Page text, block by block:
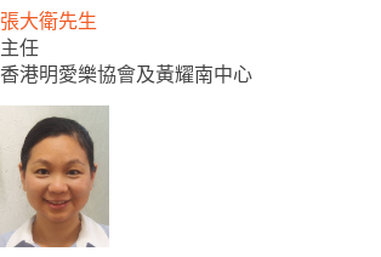
張大衛先生
主任
香港明愛樂協會及黃耀南中心